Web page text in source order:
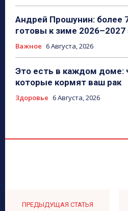
Андрей Прошунин: более
готовы к зиме 2026–2027
Важное 6 Августа, 2026
Это есть в каждом доме:
которые кормят ваш рак
Здоровье 6 Августа, 2026
ПРЕДЫДУЩАЯ СТАТЬЯ